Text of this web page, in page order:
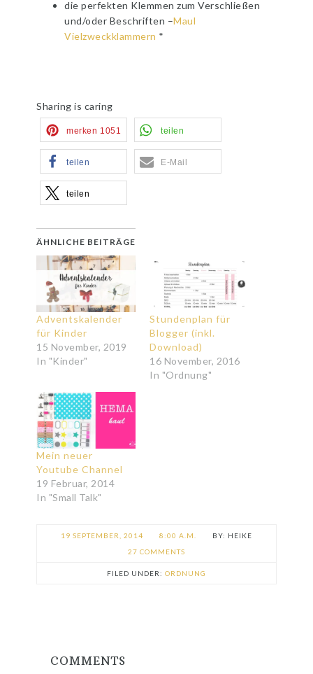
die perfekten Klemmen zum Verschließen
und/oder Beschriften –Maul
Vielzweckklammern *
Sharing is caring
merken 1051 teilen
teilen E-Mail
teilen
ÄHNLICHE BEITRÄGE
Adventskalender
für Kinder
15 November, 2019
In "Kinder"
Stundenplan für
Blogger (inkl.
Download)
16 November, 2016
In "Ordnung"
Mein neuer
Youtube Channel
19 Februar, 2014
In "Small Talk"
19 SEPTEMBER, 2014 8:00 A.M.
HEIKE
27 COMMENTS
FILED UNDER: ORDNUNG
COMMENTS